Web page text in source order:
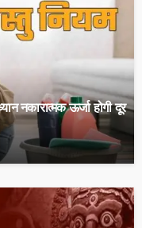
नकारात्मक ऊर्जा होगी दूर